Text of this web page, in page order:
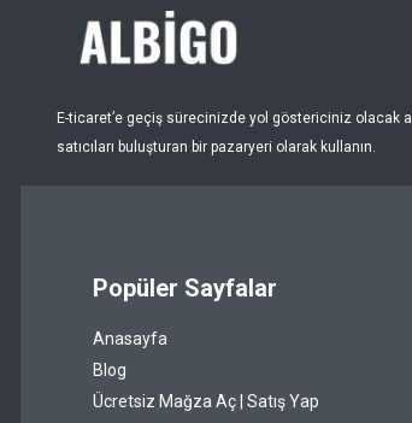
E-ticaret’e geçiş sürecinizde yol göstericiniz olacak
satıcıları buluşturan bir pazaryeri olarak kullanın.
Popüler Sayfalar
Anasayfa
Blog
Ücretsiz Mağza Aç | Satış Yap